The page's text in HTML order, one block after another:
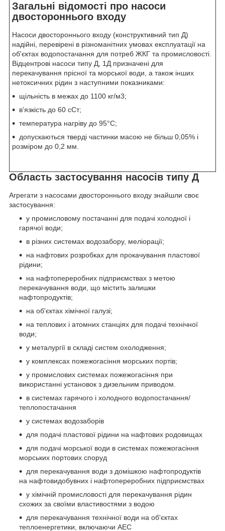
Загальні відомості про насоси
двостороннього входу
Насоси двостороннього входу (конструктивний тип Д)
надійні, перевірені в різноманітних умовах експлуатації на
об'єктах водопостачання для потреб ЖКГ та промисловості.
Відцентрові насоси типу Д, 1Д призначені для
перекачування прісної та морської води, а також інших
нетоксичних рідин з наступними показниками:
щільність в межах до 1100 кг/м3;
в'язкість до 60 сСт;
температура нагріву до 95°С;
допускаються тверді частинки масою не більш 0,05% і
розміром до 0,2 мм.
Область застосування насосів типу Д
Агрегати з насосами двостороннього входу знайшли своє
застосування:
у промисловому постачанні для подачі холодної і
гарячої води;
в різних системах водозабору, меліорації;
на нафтових розробках для прокачування пластової
рідини;
на нафтопереробних підприємствах з метою
перекачування води, що містить залишки
нафтопродуктів;
на об'єктах хімічної галузі;
на теплових і атомних станціях для подачі технічної
води;
у металургії в складі систем охолодження;
у комплексах пожежогасіння морських портів;
у промислових системах пожежогасіння при
використанні установок з дизельним приводом.
в системах гарячого і холодного водопостачання/
теплопостачання
у системах водозаборів
для подачі пластової рідини на нафтових родовищах
для подачі морської води в системах пожежогасіння
морських портових споруд
для перекачування води з домішкою нафтопродуктів
на нафтовидобувних і нафтопереробних підприємствах
у хімічній промисловості для перекачування рідин
схожих за своїми властивостями з водою
для перекачування технічної води на об'єктах
теплоенергетики, включаючи АЕС